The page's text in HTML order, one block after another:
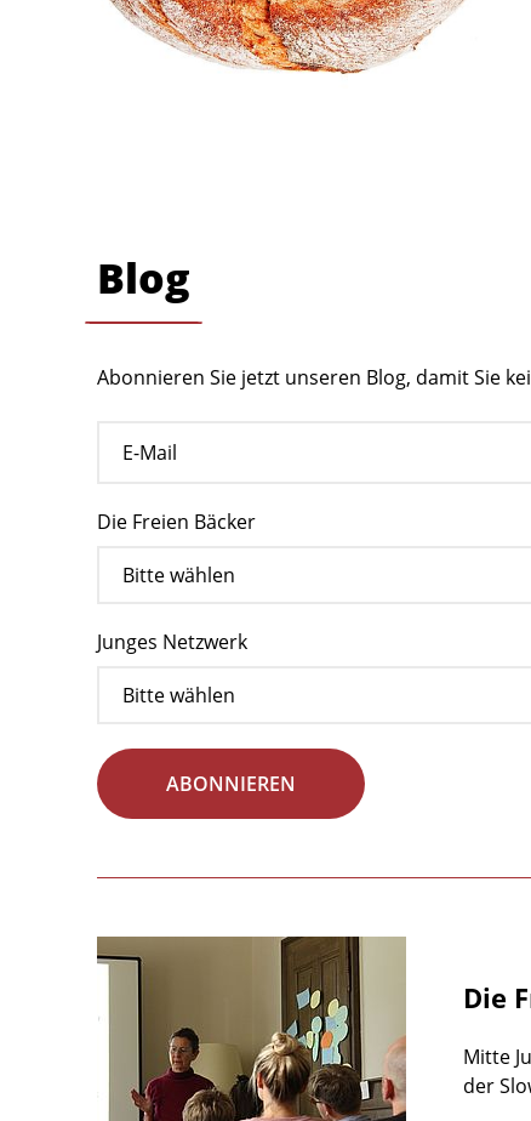
Blog
Abonnieren Sie jetzt unseren Blog, damit Sie
Die Freien Bäcker
Junges Netzwerk
ABONNIEREN
Die
Mitte
der